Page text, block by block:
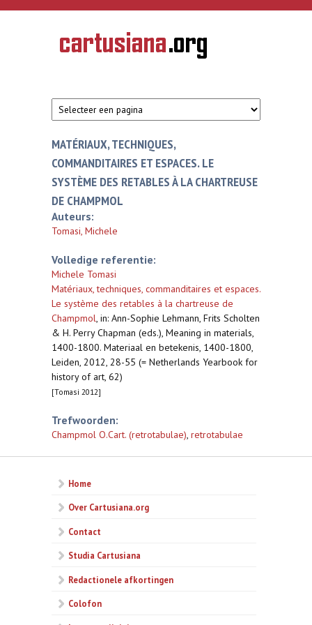
Overslaan en naar de inhoud gaan
CARTUSIANA
Geschiedenis
van de
MATÉRIAUX, TECHNIQUES,
COMMANDITAIRES ET ESPACES. LE
SYSTÈME DES RETABLES À LA CHARTREUSE
DE CHAMPMOL
Auteurs:
Tomasi, Michele
Volledige referentie:
Michele Tomasi
Matériaux, techniques, commanditaires et espaces.
Le système des retables à la chartreuse de
Champmol, in: Ann-Sophie Lehmann, Frits Scholten
& H. Perry Chapman (eds.), Meaning in materials,
1400-1800. Materiaal en betekenis, 1400-1800,
Leiden, 2012, 28-55 (= Netherlands Yearbook for
history of art, 62)
[Tomasi 2012]
Trefwoorden:
Champmol O.Cart. (retrotabulae), retrotabulae
Home
Over Cartusiana.org
Contact
Studia Cartusiana
Redactionele afkortingen
Colofon